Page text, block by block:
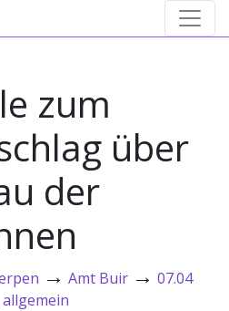
zum
über
der
→ Amt Buir → 07.04